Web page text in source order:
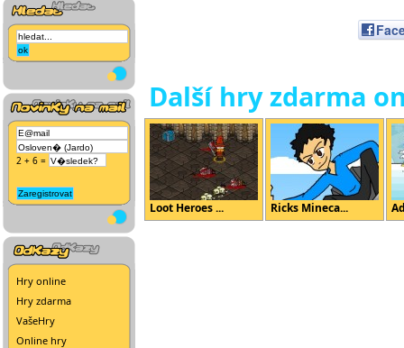
2 + 6 =
Hry online
Hry zdarma
VašeHry
Online hry
Další hry zdarma
Loot Heroes ... Ricks Mineca...